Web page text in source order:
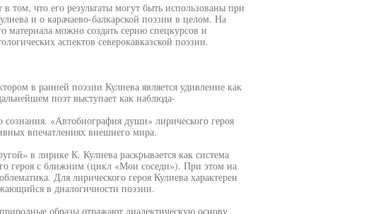
том, что его результаты могут быть использованы при
и о карачаево-балкарской поэзии в целом. На
материала можно создать серию спецкурсов и
аспектов северокавказской поэзии.
в ранней поэзии Кулиева является удивление как
поэт выступает как наблюда-
«Автобиография души» лирического героя
впечатлениях внешнего мира.
в лирике К. Кулиева раскрывается как система
героя с ближним (цикл «Мои соседи»). При этом на
Для лирического героя Кулиева характерен
в диалогичности поэзии.
образы отражают диалектическую основу